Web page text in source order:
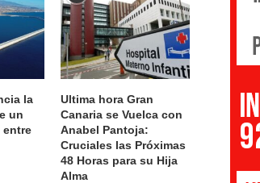
la
un
entre
Ultima hora Gran
Canaria se Vuelca con
Anabel Pantoja:
Cruciales las Próximas
48 Horas para su Hija
Alma